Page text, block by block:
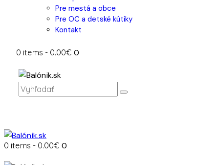
Pre mestá a obce
Pre OC a detské kútiky
Kontakt
0 items - 0.00€ 0
0 items - 0.00€ 0